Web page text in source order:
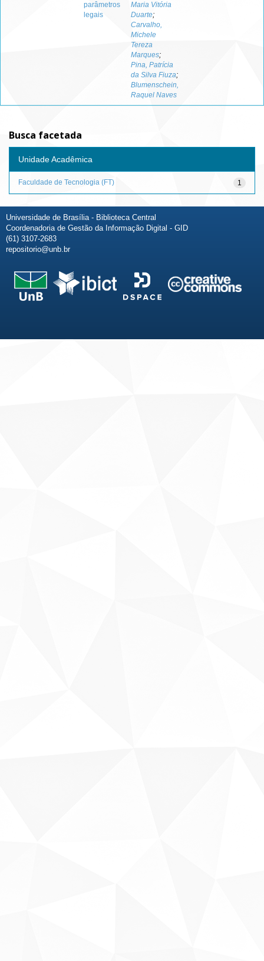
parâmetros
legais
Maria Vitória
Duarte;
Carvalho,
Michele
Tereza
Marques;
Pina, Patrícia
da Silva Fiuza;
Blumenschein,
Raquel Naves
Busca facetada
Unidade Acadêmica
1
Faculdade de Tecnologia (FT)
Universidade de Brasília - Biblioteca Central
Coordenadoria de Gestão da Informação Digital - GID
(61) 3107-2683
repositorio@unb.br